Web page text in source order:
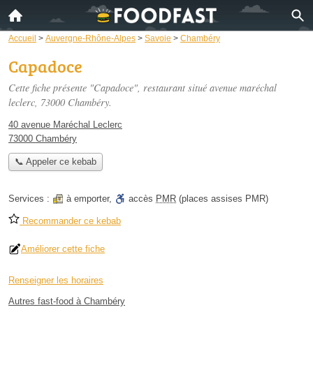
Accueil > Auvergne-Rhône-Alpes > Savoie > Chambéry
Capadoce
Cette fiche présente "Capadoce", restaurant situé avenue maréchal
leclerc, 73000 Chambéry.
40 avenue Maréchal Leclerc
73000 Chambéry
📞 Appeler ce kebab
Services : à emporter, accès PMR (places assises PMR)
Recommander ce kebab
Améliorer cette fiche
Renseigner les horaires
Autres fast-food à Chambéry